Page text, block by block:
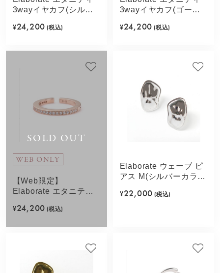
3wayイヤカフ(シルバ
¥24,200 (税込)
3wayイヤカフ(ゴール
¥24,200 (税込)
SOLD OUT
WEB ONLY
【Web限定】
Elaborate エタニティ
ゴールドカラー)
¥24,200 (税込)
Elaborate ウェーブ ピ
アス M(シルバーカラ
¥22,000 (税込)